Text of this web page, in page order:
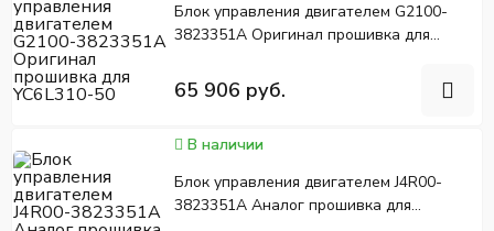
Блок управления двигателем G2100-
3823351A Оригинал прошивка для
65 906 руб.
В наличии
Блок управления двигателем J4R00-
3823351A Аналог прошивка для